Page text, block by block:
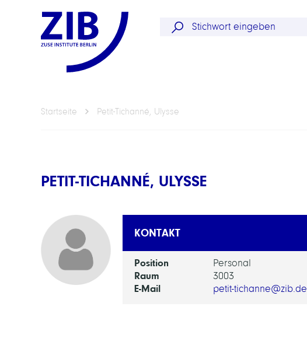
Startseite Petit-Tichanné, Ulysse
PETIT-TICHANNÉ, ULYSSE
KONTAKT
Position Personal
Raum 3003
E-Mail petit-tichanne@zib.de